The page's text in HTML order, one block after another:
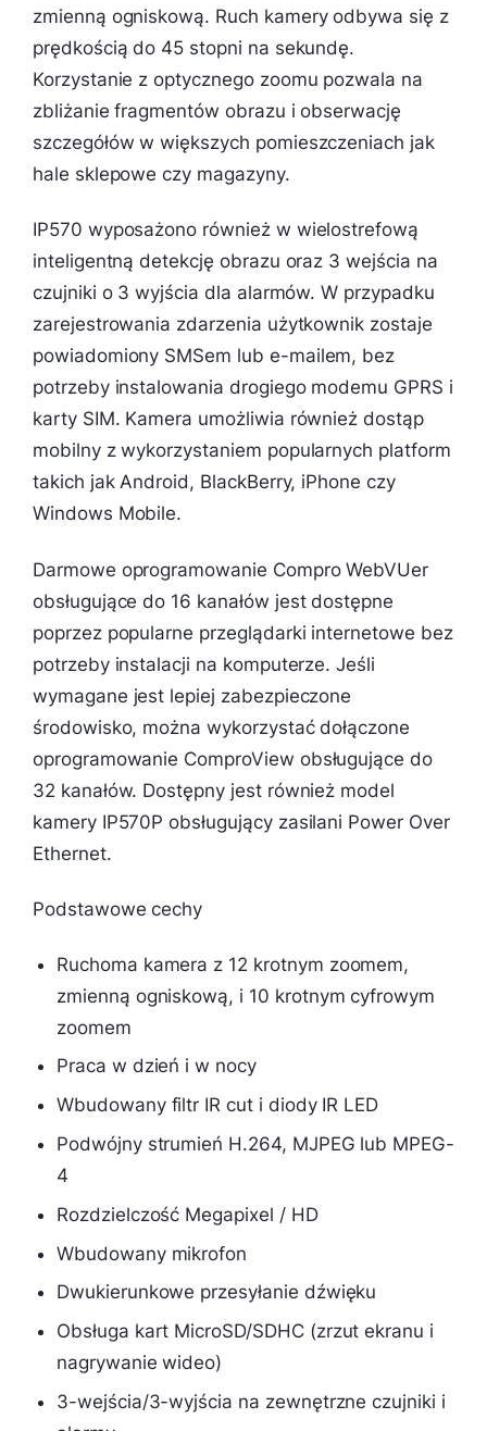
zmienną ogniskową. Ruch kamery odbywa się z
prędkością do 45 stopni na sekundę.
Korzystanie z optycznego zoomu pozwala na
zbliżanie fragmentów obrazu i obserwację
szczegółów w większych pomieszczeniach jak
hale sklepowe czy magazyny.
IP570 wyposażono również w wielostrefową
inteligentną detekcję obrazu oraz 3 wejścia na
czujniki o 3 wyjścia dla alarmów. W przypadku
zarejestrowania zdarzenia użytkownik zostaje
powiadomiony SMSem lub e-mailem, bez
potrzeby instalowania drogiego modemu GPRS i
karty SIM. Kamera umożliwia również dostąp
mobilny z wykorzystaniem popularnych platform
takich jak Android, BlackBerry, iPhone czy
Windows Mobile.
Darmowe oprogramowanie Compro WebVUer
obsługujące do 16 kanałów jest dostępne
poprzez popularne przeglądarki internetowe bez
potrzeby instalacji na komputerze. Jeśli
wymagane jest lepiej zabezpieczone
środowisko, można wykorzystać dołączone
oprogramowanie ComproView obsługujące do
32 kanałów. Dostępny jest również model
kamery IP570P obsługujący zasilani Power Over
Ethernet.
Podstawowe cechy
Ruchoma kamera z 12 krotnym zoomem,
zmienną ogniskową, i 10 krotnym cyfrowym
zoomem
Praca w dzień i w nocy
Wbudowany filtr IR cut i diody IR LED
Podwójny strumień H.264, MJPEG lub MPEG-
4
Rozdzielczość Megapixel / HD
Wbudowany mikrofon
Dwukierunkowe przesyłanie dźwięku
Obsługa kart MicroSD/SDHC (zrzut ekranu i
nagrywanie wideo)
3-wejścia/3-wyjścia na zewnętrzne czujniki i